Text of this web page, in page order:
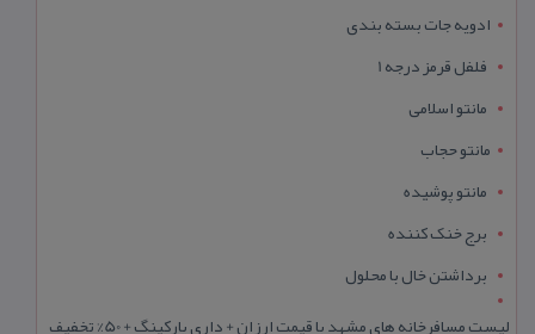
ادویه جات بسته بندی
فلفل قرمز درجه 1
مانتو اسلامی
مانتو حجاب
مانتو پوشیده
برج خنک کننده
برداشتن خال با محلول
لیست مسافرخانه های مشهد با قیمت ارزان + داری پارکینگ + 50% تخفیف